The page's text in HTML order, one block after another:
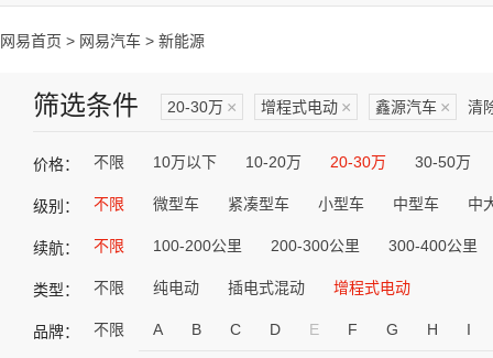
网易首页 > 网易汽车 > 新能源
筛选条件 20-30万 × 增程式电动 × 鑫源汽车 × 清
价格： 不限 10万以下 10-20万 20-30万 30-50万
级别： 不限 微型车 紧凑型车 小型车 中型车 中
续航： 不限 100-200公里 200-300公里 300-400公里
类型： 不限 纯电动 插电式混动 增程式电动
品牌： 不限 A B C D E F G H I